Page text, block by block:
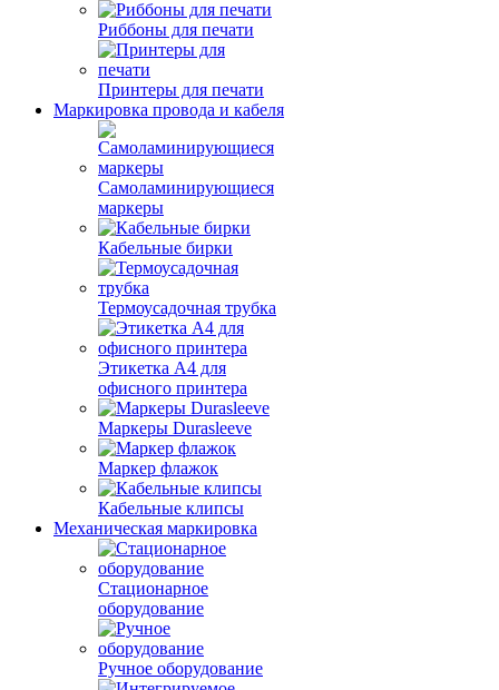
Риббоны для печати
Принтеры для печати
Маркировка провода и кабеля
Самоламинирующиеся
маркеры
Кабельные бирки
Термоусадочная трубка
Этикетка А4 для
офисного принтера
Маркеры Durasleeve
Маркер флажок
Кабельные клипсы
Механическая маркировка
Стационарное
оборудование
Ручное оборудование